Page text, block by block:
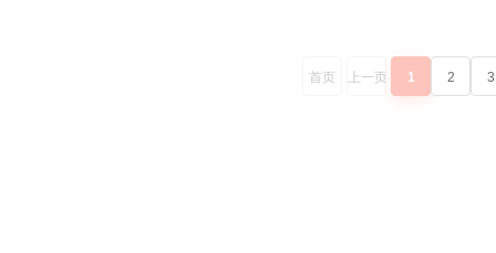
首页 上一页 1 2 3